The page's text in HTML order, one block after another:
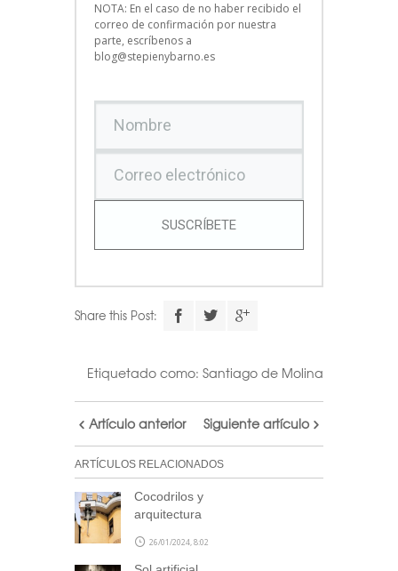
NOTA: En el caso de no haber recibido el
correo de confirmación por nuestra
parte, escríbenos a
blog@stepienybarno.es
SUSCRÍBETE
Share this Post:
Etiquetado como: Santiago de Molina
Artículo anterior Siguiente artículo
ARTÍCULOS RELACIONADOS
Cocodrilos y
arquitectura
26/01/2024, 8:02